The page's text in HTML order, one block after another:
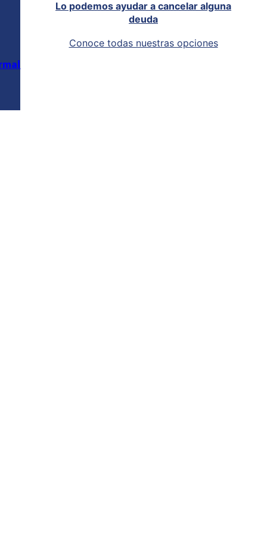
Lo podemos ayudar a cancelar alguna
deuda
Conoce todas nuestras opciones